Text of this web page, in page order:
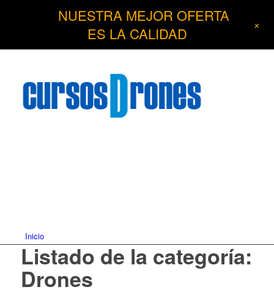
Inicio
Listado de la categoría:
Drones
NUESTRA MEJOR OFERTA
ES LA CALIDAD
+